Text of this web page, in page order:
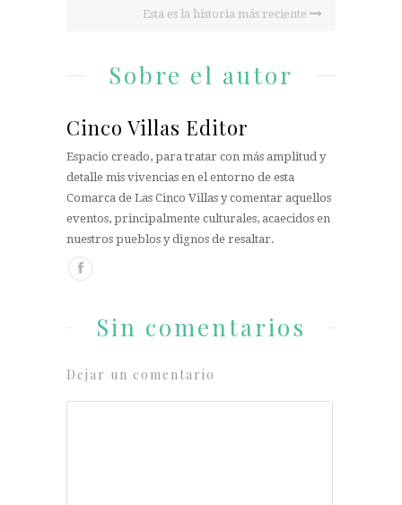
Esta es la historia más reciente
Sobre el autor
Cinco Villas Editor
Espacio creado, para tratar con más amplitud y
detalle mis vivencias en el entorno de esta
Comarca de Las Cinco Villas y comentar aquellos
eventos, principalmente culturales, acaecidos en
nuestros pueblos y dignos de resaltar.
Sin comentarios
Dejar un comentario